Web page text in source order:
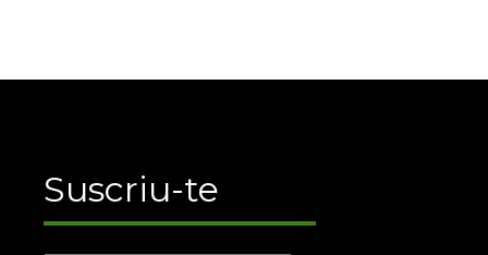
Suscriu-te